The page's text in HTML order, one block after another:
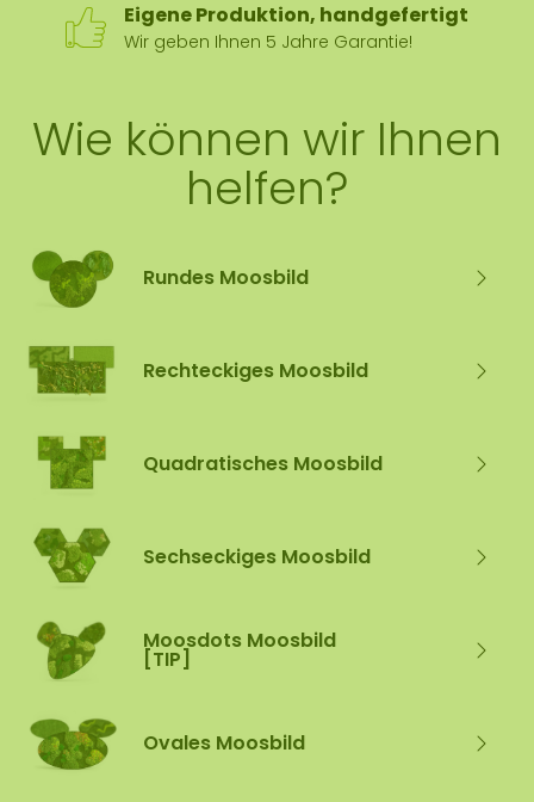
Eigene Produktion, handgefertigt
Wir geben Ihnen 5 Jahre Garantie!
Wie können wir Ihnen
helfen?
Rundes Moosbild
Rechteckiges Moosbild
Quadratisches Moosbild
Sechseckiges Moosbild
Moosdots Moosbild
[TIP]
Ovales Moosbild